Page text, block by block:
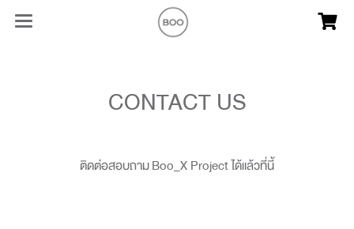
CONTACT US
ติดต่อสอบถาม Boo_X Project ได้แล้วที่นี้